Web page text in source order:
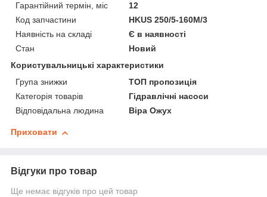
Гарантійний термін, міс
12
Код запчастини
HKUS 250/5-160М/3
Наявність на складі
Є в наявності
Стан
Новий
Користувальницькі характеристики
Група знижки
ТОП пропозиція
Категорія товарів
Гідравлічні насоси
Відповідальна людина
Віра Ожух
Приховати
Відгуки про товар
Ще немає відгуків про цей товар